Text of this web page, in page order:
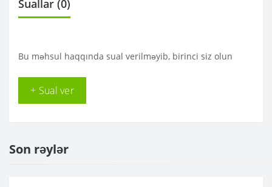
Suallar (0)
Bu məhsul haqqında sual verilməyib, birinci siz olun
+ Sual ver
Son rəylər